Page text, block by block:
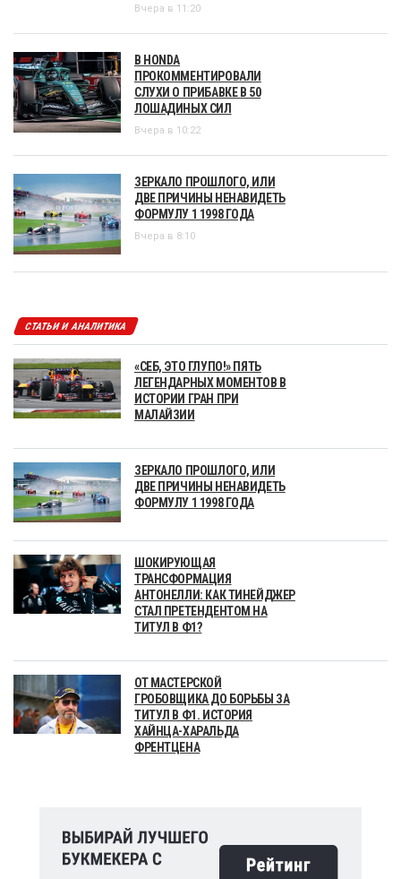
Вчера в 11:20
В HONDA
ПРОКОММЕНТИРОВАЛИ
СЛУХИ О ПРИБАВКЕ В 50
ЛОШАДИНЫХ СИЛ
Вчера в 10:22
ЗЕРКАЛО ПРОШЛОГО, ИЛИ
ДВЕ ПРИЧИНЫ НЕНАВИДЕТЬ
ФОРМУЛУ 1 1998 ГОДА
Вчера в 8:10
СТАТЬИ И АНАЛИТИКА
«СЕБ, ЭТО ГЛУПО!» ПЯТЬ
ЛЕГЕНДАРНЫХ МОМЕНТОВ В
ИСТОРИИ ГРАН ПРИ
МАЛАЙЗИИ
ЗЕРКАЛО ПРОШЛОГО, ИЛИ
ДВЕ ПРИЧИНЫ НЕНАВИДЕТЬ
ФОРМУЛУ 1 1998 ГОДА
ШОКИРУЮЩАЯ
ТРАНСФОРМАЦИЯ
АНТОНЕЛЛИ: КАК ТИНЕЙДЖЕР
СТАЛ ПРЕТЕНДЕНТОМ НА
ТИТУЛ В Ф1?
ОТ МАСТЕРСКОЙ
ГРОБОВЩИКА ДО БОРЬБЫ ЗА
ТИТУЛ В Ф1. ИСТОРИЯ
ХАЙНЦА-ХАРАЛЬДА
ФРЕНТЦЕНА